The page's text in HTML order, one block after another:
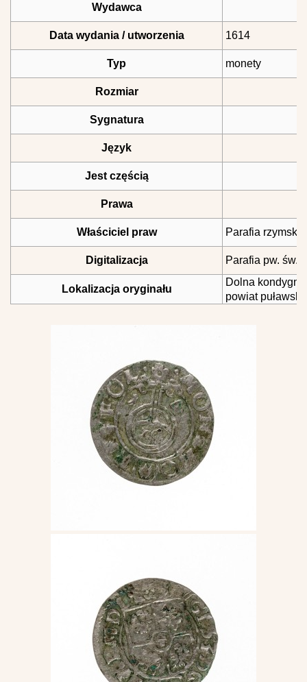
Wydawca
Data wydania / utworzenia 1614
Typ monety
Rozmiar
Sygnatura
Język
Jest częścią
Prawa
Właściciel praw Parafia
Digitalizacja Parafia pw. św.
Lokalizacja oryginału
Dolna
powiat